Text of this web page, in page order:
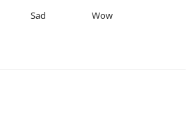
Sad Wow